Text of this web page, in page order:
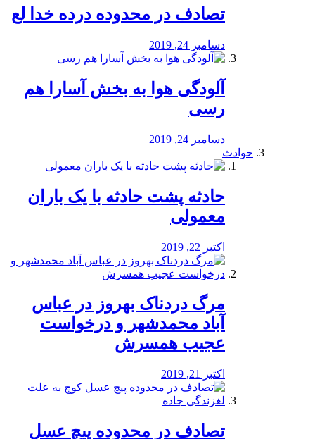
تصادف در محدوده درده خدا لع
دسامبر 24, 2019
آلودگی هوا به بخش آسارا هم
رسی
دسامبر 24, 2019
حوادث
️حادثه پشت حادثه با یک باران
معمولی
اکتبر 22, 2019
مرگ دردناک بهروز در عباس
آباد محمدشهر و درخواست
عجیب همسرش
اکتبر 21, 2019
تصادف در محدوده پیچ عسل